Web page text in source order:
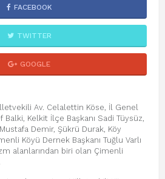
FACEBOOK
TWITTER
GOOGLE
Av. Celalettin Köse, İl Genel
Balki, Kelkit İlçe Başkanı Sadi Tüysüz,
Demir, Şükrü Durak, Köy
Köyü Dernek Başkanı Tuğlu Varlı
alanlarından biri olan Çimenli